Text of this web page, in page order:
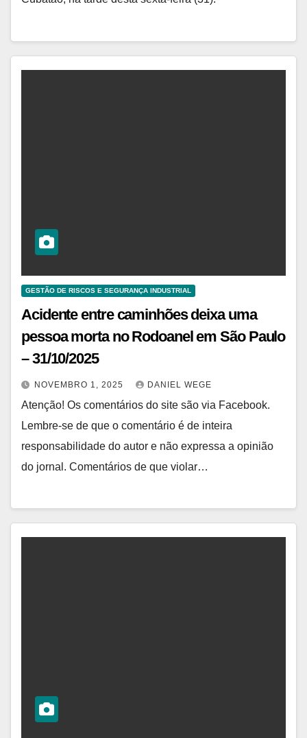
GESTÃO DE RISCOS E SEGURANÇA INDUSTRIAL
Acidente entre caminhões deixa uma
pessoa morta no Rodoanel em São Paulo
– 31/10/2025
NOVEMBRO 1, 2025 DANIEL WEGE
Atenção! Os comentários do site são via Facebook.
Lembre-se de que o comentário é de inteira
responsabilidade do autor e não expressa a opinião
do jornal. Comentários de que violar…